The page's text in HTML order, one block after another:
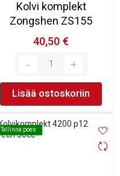
Kolvi komplekt
Zongshen ZS155
40,50 €
Lisää ostoskoriin
Tallinna poes
Tallinna poes